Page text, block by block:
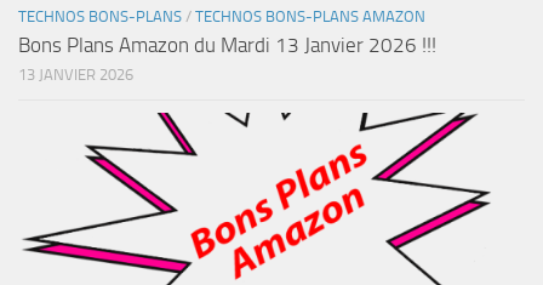
TECHNOS BONS-PLANS / TECHNOS BONS-PLANS AMAZON
Bons Plans Amazon du Mardi 13 Janvier 2026 !!!
13 JANVIER 2026